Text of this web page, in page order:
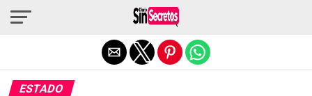
ESTADO
Salir de la versión móvil